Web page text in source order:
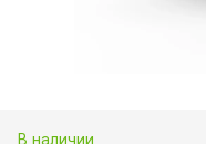
В наличии